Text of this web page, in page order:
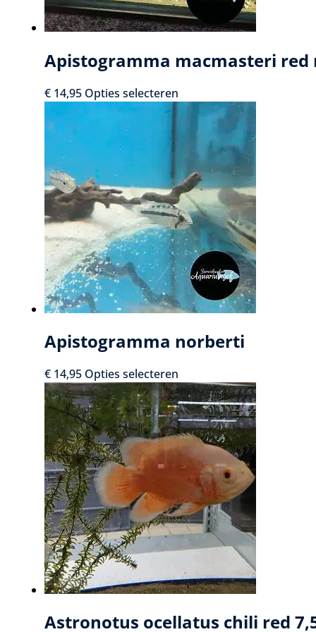
productpagina
Apistogramma macmasteri red
€ 14,95 Opties selecteren
product
heeft
meerdere
variaties.
Deze
optie
kan
gekozen
worden
op
de
productpagina
Apistogramma norberti
€ 14,95 Opties selecteren
product
heeft
meerdere
variaties.
Deze
optie
kan
gekozen
worden
op
productpagina
Astronotus ocellatus chili red